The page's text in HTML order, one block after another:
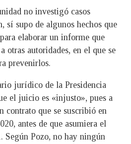
no investigó casos
sí supo de algunos hechos que
elaborar un informe que
otras autoridades, en el que se
prevenirlos.
jurídico de la Presidencia
el juicio es «injusto», pues a
contrato que se suscribió en
antes de que asumiera el
Según Pozo, no hay ningún